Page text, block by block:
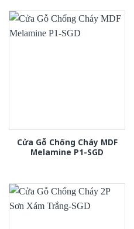
Cửa Gỗ Chống Cháy MDF
Melamine P1-SGD